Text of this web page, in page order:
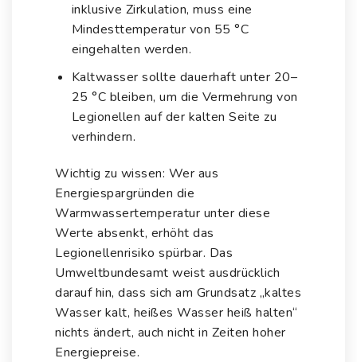
inklusive Zirkulation, muss eine
Mindesttemperatur von 55 °C
eingehalten werden.
Kaltwasser sollte dauerhaft unter 20–
25 °C bleiben, um die Vermehrung von
Legionellen auf der kalten Seite zu
verhindern.
Wichtig zu wissen: Wer aus
Energiespargründen die
Warmwassertemperatur unter diese
Werte absenkt, erhöht das
Legionellenrisiko spürbar. Das
Umweltbundesamt weist ausdrücklich
darauf hin, dass sich am Grundsatz „kaltes
Wasser kalt, heißes Wasser heiß halten“
nichts ändert, auch nicht in Zeiten hoher
Energiepreise.